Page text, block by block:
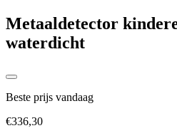
Metaaldetector
waterdicht
Beste prijs vandaag
€336,30